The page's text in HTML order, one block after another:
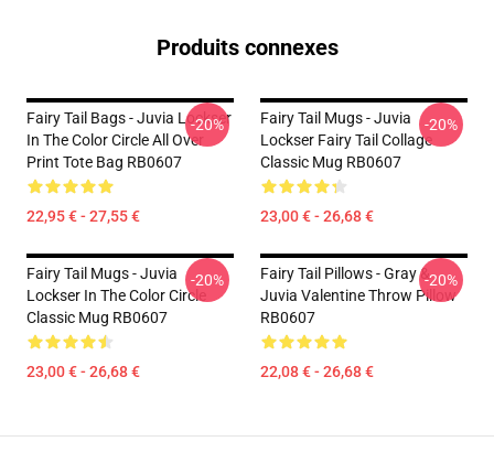
Produits connexes
Fairy Tail Bags - Juvia Lockser
In The Color Circle All Over
Print Tote Bag RB0607
22,95 € - 27,55 €
-20%
Fairy Tail Mugs - Juvia
Lockser Fairy Tail Collage
Classic Mug RB0607
23,00 € - 26,68 €
-20%
Fairy Tail Mugs - Juvia
Lockser In The Color Circle
Classic Mug RB0607
23,00 € - 26,68 €
-20%
Fairy Tail Pillows - Gray &
Juvia Valentine Throw Pillow
RB0607
22,08 € - 26,68 €
-20%